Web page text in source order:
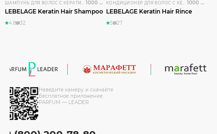
ШАМПУНЬ ДЛЯ ВОЛОС С КЕРАТИНОМ 1000 мл
LEBELAGE Keratin Hair Shampoo
4.8 32
КОНДИЦИОНЕР ДЛЯ ВОЛОС С КЕРАТИНОМ 1000 мл
LEBELAGE Keratin Hair Rince
5 27
Наведите камеру и скачайте
бесплатное приложение
PARFUM — LEADER